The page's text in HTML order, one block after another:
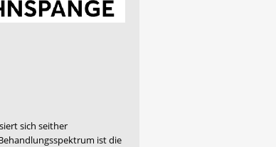
sich seither
ist die